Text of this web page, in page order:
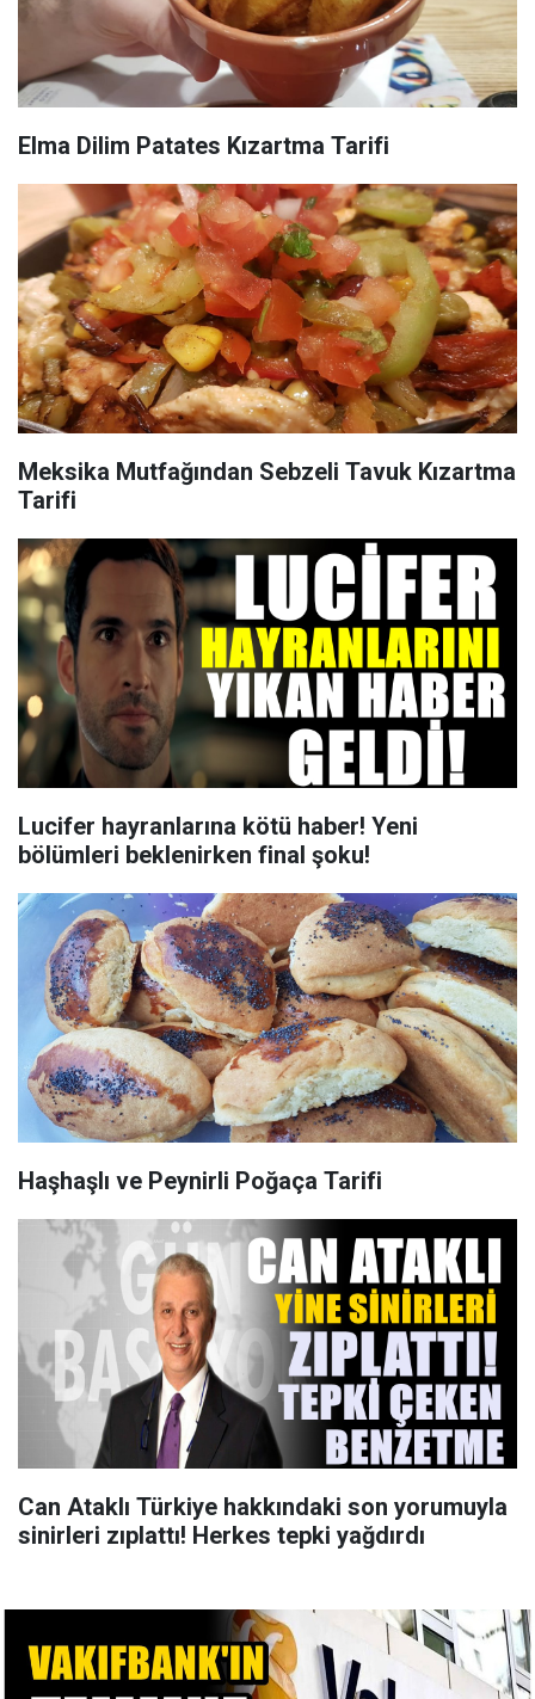
Elma Dilim Patates Kızartma Tarifi
Meksika Mutfağından Sebzeli Tavuk Kızartma
Tarifi
Lucifer hayranlarına kötü haber! Yeni
bölümleri beklenirken final şoku!
Haşhaşlı ve Peynirli Poğaça Tarifi
Can Ataklı Türkiye hakkındaki son yorumuyla
sinirleri zıplattı! Herkes tepki yağdırdı